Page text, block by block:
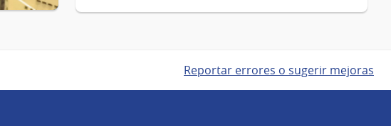
Reportar errores o sugerir mejoras